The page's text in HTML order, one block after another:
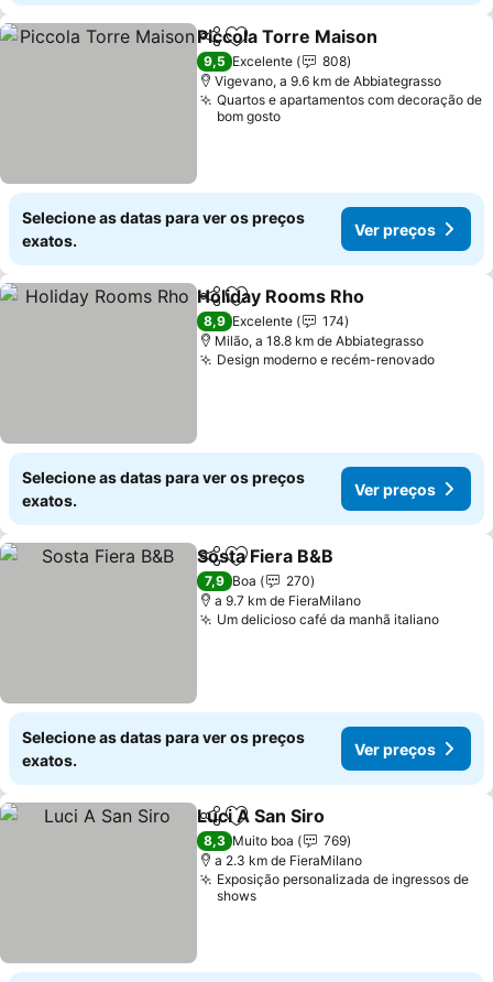
PartilharAdicionar aos favoritos
Piccola Torre Maison
9,5 Excelente
808
Vigevano, a 9.6 km de Abbiategrasso
Quartos e apartamentos com decoração de
bom gosto
Selecione as datas para ver os preços
exatos.
Ver preços
PartilharAdicionar aos favoritos
Holiday Rooms Rho
8,9 Excelente
174
Milão, a 18.8 km de Abbiategrasso
Design moderno e recém-renovadoVer
Selecione as datas para ver os preços
exatos.
Ver preços
PartilharAdicionar aos favoritos
Sosta Fiera B&B
7,9 Boa
270
a 9.7 km de FieraMilano
Um delicioso café da manhã italianoVer
Selecione as datas para ver os preços
exatos.
Ver preços
PartilharAdicionar aos favoritos
Luci A San Siro
8,3 Muito boa
769
a 2.3 km de FieraMilano
Exposição personalizada de ingressos de
shows